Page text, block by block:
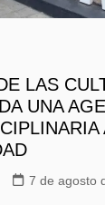
LAS
UNA
7 de agosto